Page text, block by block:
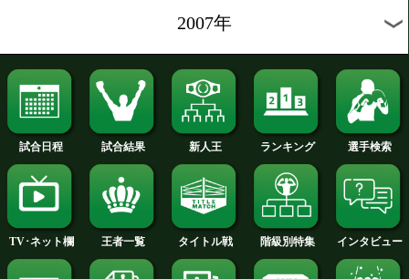
2012年
2011年
2010年
2009年